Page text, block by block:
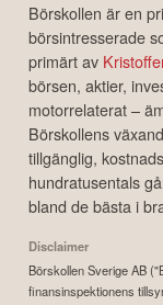
Börskollen är en
börsintresserade
primärt av
börsen, aktier,
motorrelaterat –
Börskollens
tillgänglig,
hundratusentals
bland de bästa i
Disclaimer
Börskollen Sverige AB
finansinspektionens